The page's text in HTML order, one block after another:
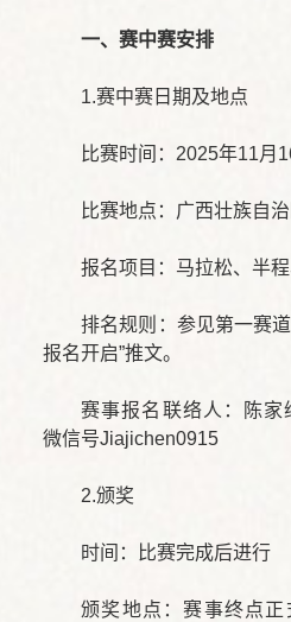
一、赛中赛安排
1.赛中赛日期及地点
比赛时间：2025年11月
比赛地点：广西壮族自
报名项目：马拉松、半
排名规则：参见第一赛
报名开启”推文。
赛事报名联络人：陈家
微信号Jiajichen0915
2.颁奖
时间：比赛完成后进行
颁奖地点：赛事终点